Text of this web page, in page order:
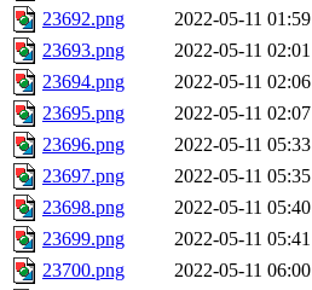
23692.png
2022-05-11 01:59
23693.png
2022-05-11 02:01
23694.png
2022-05-11 02:06
23695.png
2022-05-11 02:07
23696.png
2022-05-11 05:33
23697.png
2022-05-11 05:35
23698.png
2022-05-11 05:40
23699.png
2022-05-11 05:41
23700.png
2022-05-11 06:00